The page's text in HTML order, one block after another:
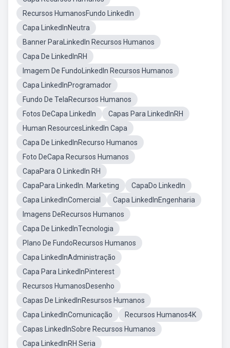
Recursos HumanosFundo LinkedIn
Capa LinkedInNeutra
Banner ParaLinkedIn Recursos Humanos
Capa De LinkedInRH
Imagem De FundoLinkedIn Recursos Humanos
Capa LinkedInProgramador
Fundo De TelaRecursos Humanos
Fotos DeCapa LinkedIn
Capas Para LinkedInRH
Human ResourcesLinkedIn Capa
Capa De LinkedInRecurso Humanos
Foto DeCapa Recursos Humanos
CapaPara O LinkedIn RH
CapaPara LinkedIn. Marketing
CapaDo LinkedIn
Capa LinkedInComercial
Capa LinkedInEngenharia
Imagens DeRecursos Humanos
Capa De LinkedInTecnologia
Plano De FundoRecursos Humanos
Capa LinkedInAdministração
Capa Para LinkedInPinterest
Recursos HumanosDesenho
Capas De LinkedInResursos Humanos
Capa LinkedInComunicação
Recursos Humanos4K
Capas LinkedInSobre Recursos Humanos
Capa LinkedInRH Seria